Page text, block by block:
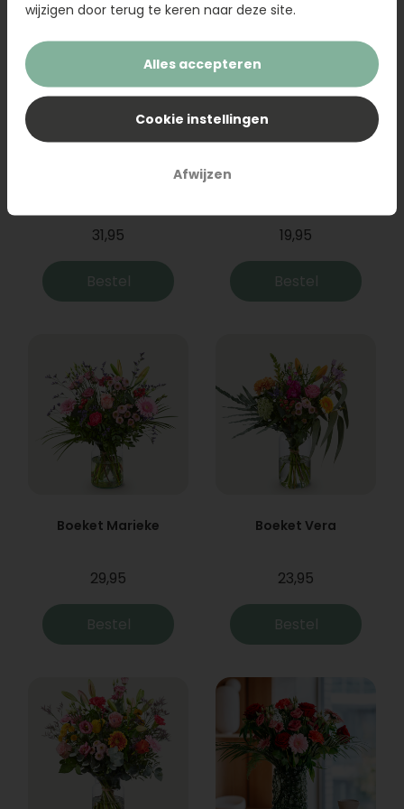
31,95
Bestel
19,95
Bestel
Boeket Marieke
29,95
Bestel
Boeket Vera
23,95
Bestel
wijzigen door terug te keren naar deze site.
Alles accepteren
Cookie instellingen
Afwijzen